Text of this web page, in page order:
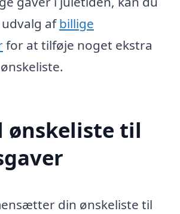
afbillige
for at tilføje noget ekstra
ønskeliste til
din ønskeliste til